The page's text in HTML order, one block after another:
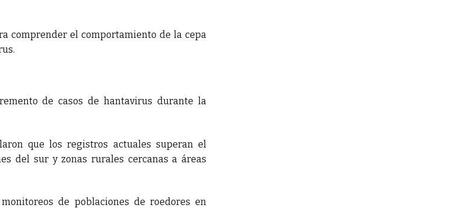
comprender el comportamiento de la cepa
de casos de hantavirus durante la
que los registros actuales superan el
del sur y zonas rurales cercanas a áreas
de poblaciones de roedores en